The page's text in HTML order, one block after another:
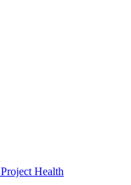
Project Health